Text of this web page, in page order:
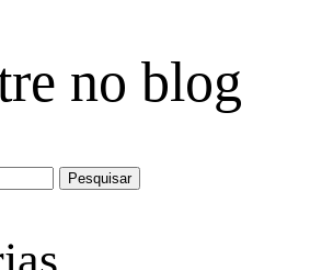
no blog